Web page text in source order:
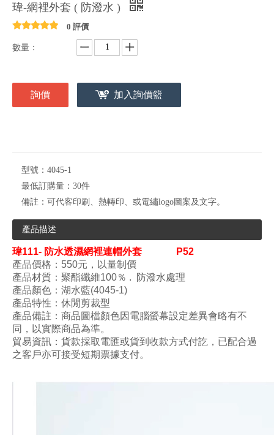
瑋-網裡外套 ( 防潑水 )
0 評價
數量：
詢價 加入詢價籃
型號： 4045-1
最低訂購量： 30件
備註： 可代客印刷、熱轉印、或電繡logo圖案及文字。
產品描述
瑋111- 防水透濕網裡連帽外套
P52
產品價格：550元，以量制價
產品材質： 聚酯纖維100％ . 防潑水處理
產品顏色 ：湖水藍(4045-1)
產品特性： 休閒剪裁型
產品備註：商品圖檔顏色因電腦螢幕設定差異會略有不
同，以實際商品為準。
貿易資訊：貨款採取電匯或貨到收款方式付訖，已配合過
之客戶亦可接受短期票據支付。